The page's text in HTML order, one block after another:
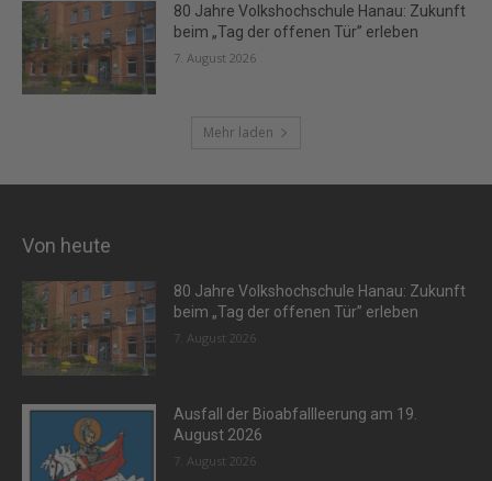
80 Jahre Volkshochschule Hanau: Zukunft
beim „Tag der offenen Tür” erleben
7. August 2026
Mehr laden
Von heute
80 Jahre Volkshochschule Hanau: Zukunft
beim „Tag der offenen Tür” erleben
7. August 2026
Ausfall der Bioabfallleerung am 19.
August 2026
7. August 2026